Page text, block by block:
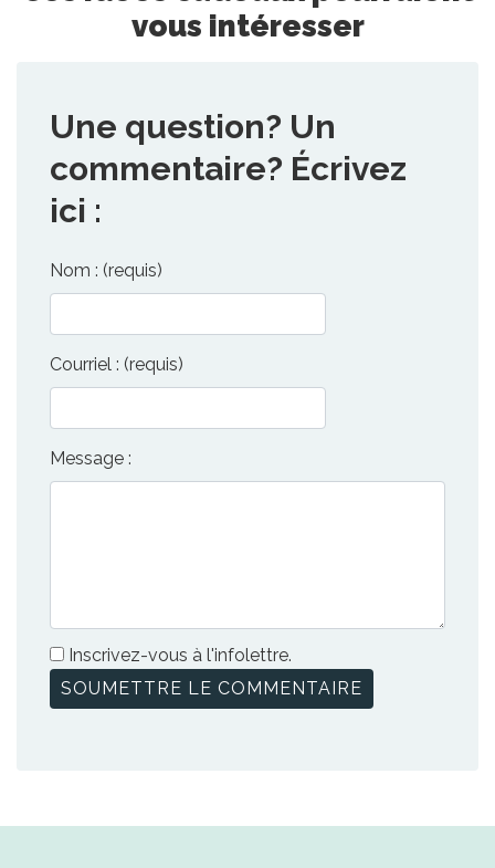
vous intéresser
Une question? Un
commentaire? Écrivez
ici :
Nom : (requis)
Courriel : (requis)
Message :
Inscrivez-vous à l'infolettre.